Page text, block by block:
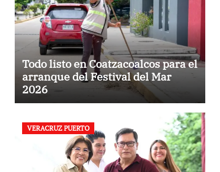
Todo listo en Coatzacoalcos para el
arranque del Festival del Mar
2026
VERACRUZ PUERTO